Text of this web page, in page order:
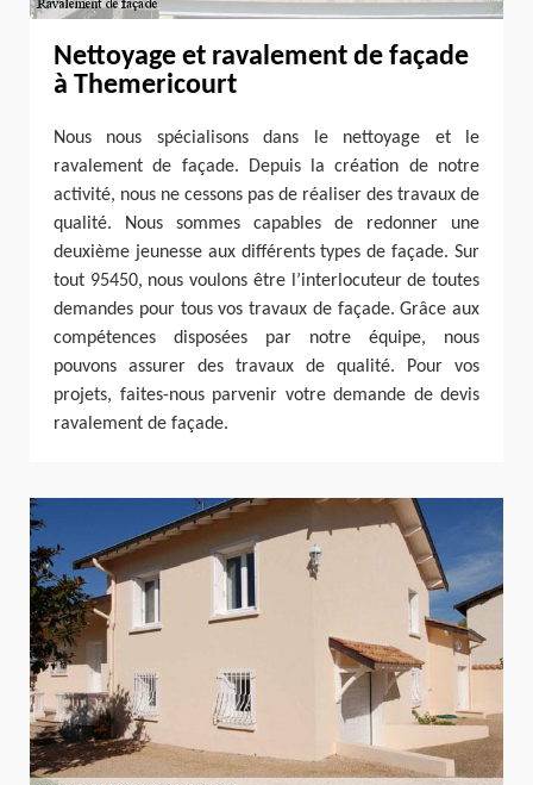
Nettoyage et ravalement de façade
à Themericourt
Nous nous spécialisons dans le nettoyage et le
ravalement de façade. Depuis la création de notre
activité, nous ne cessons pas de réaliser des travaux de
qualité. Nous sommes capables de redonner une
deuxième jeunesse aux différents types de façade. Sur
tout 95450, nous voulons être l’interlocuteur de toutes
demandes pour tous vos travaux de façade. Grâce aux
compétences disposées par notre équipe, nous
pouvons assurer des travaux de qualité. Pour vos
projets, faites-nous parvenir votre demande de devis
ravalement de façade.